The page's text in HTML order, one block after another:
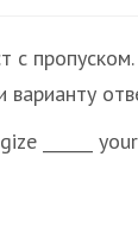
с
______